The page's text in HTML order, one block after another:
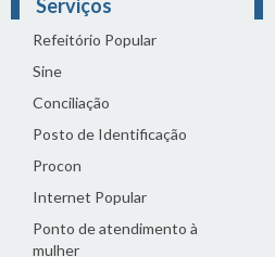
Serviços
Refeitório Popular
Sine
Conciliação
Posto de Identificação
Procon
Internet Popular
Ponto de atendimento à
mulher